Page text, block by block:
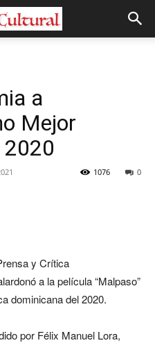
a
Mejor
2020
0
1076
y Crítica
a la película “Malpaso”
dominicana del 2020.
por Félix Manuel Lora,